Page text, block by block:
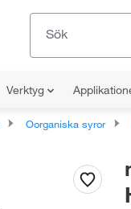
Verktyg
Oorganiska syror